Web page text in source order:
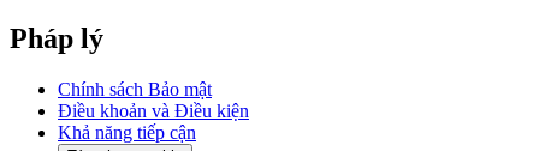
Pháp lý
Chính sách Bảo mật
Điều khoản và Điều kiện
Khả năng tiếp cận